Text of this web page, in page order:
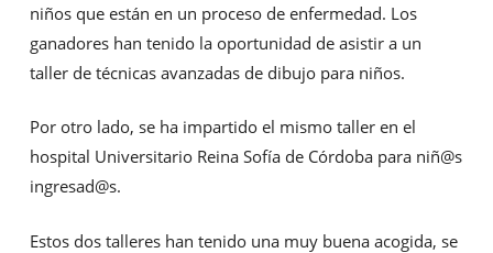
niños que están en un proceso de enfermedad. Los
ganadores han tenido la oportunidad de asistir a un
taller de técnicas avanzadas de dibujo para niños.
Por otro lado, se ha impartido el mismo taller en el
hospital Universitario Reina Sofía de Córdoba para niñ@s
ingresad@s.
Estos dos talleres han tenido una muy buena acogida, se